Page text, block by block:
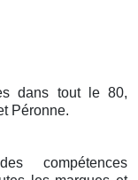
dans tout le 80,
Péronne.
compétences